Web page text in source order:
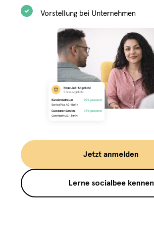
Vorstellung bei Unternehmen
Jetzt anmelden
Lerne socialbee kennen